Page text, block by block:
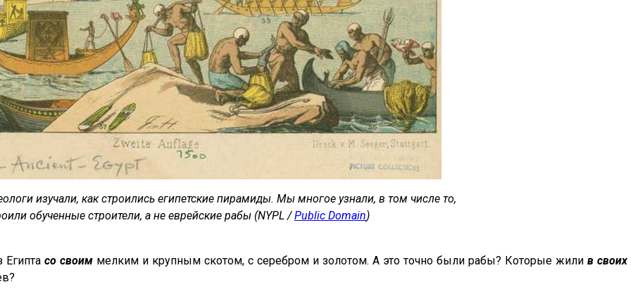
изучали, как строились египетские пирамиды. Мы многое узнали, в том числе то,
обученные строители, а не еврейские рабы (NYPL /Public Domain)
со своим мелким и крупным скотом, с серебром и золотом. А это точно были рабы? Которые жили в своих